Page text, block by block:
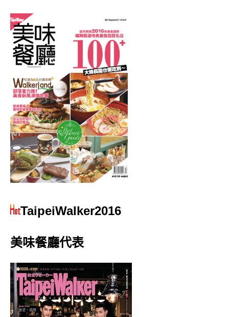
TaipeiWalker2016
美味餐廳代表